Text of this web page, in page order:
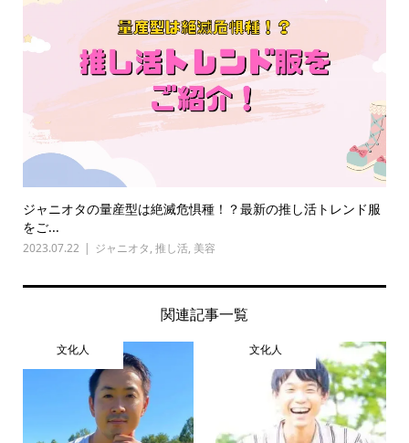
ジャニオタの量産型は絶滅危惧種！？最新の推し活トレンド服
をご...
2023.07.22 ジャニオタ, 推し活, 美容
関連記事一覧
文化人 文化人